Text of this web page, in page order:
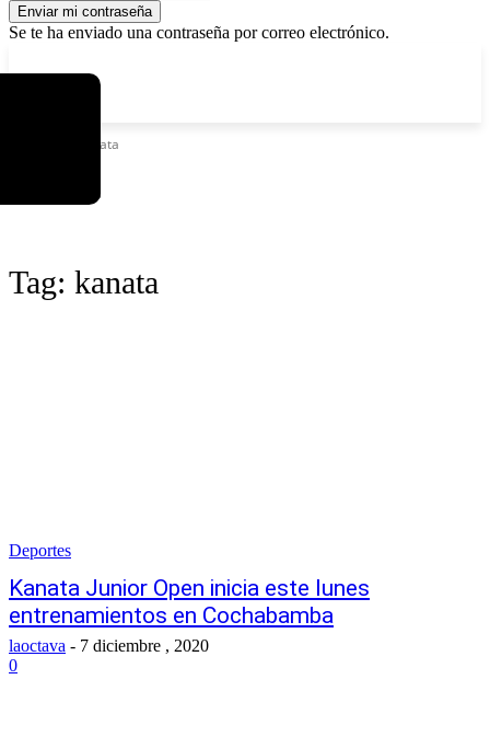
Se te ha enviado una contraseña por correo electrónico.
Kanata
Tag: kanata
Deportes
Kanata Junior Open inicia este lunes
entrenamientos en Cochabamba
laoctava - 7 diciembre , 2020
0